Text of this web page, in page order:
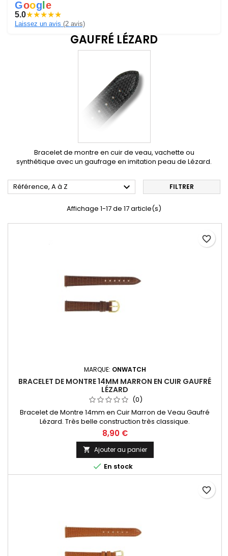
Goog e
5.0★★★★★
Laissez un avis (2 avis)
GAUFRÉ LÉZARD
Bracelet de montre en cuir de veau, vachette ou
synthétique avec un gaufrage en imitation peau de Lézard.
Référence, A à Z  FILTRER
Affichage 1-17 de 17 article(s)
MARQUE: ONWATCH
BRACELET DE MONTRE 14MM MARRON EN CUIR GAUFRÉ
LÉZARD
(0)
Bracelet de Montre 14mm en Cuir Marron de Veau Gaufré
Lézard. Très belle construction très classique.
8,90 €
 Ajouter au panier
 En stock
favorite_border
favorite_border